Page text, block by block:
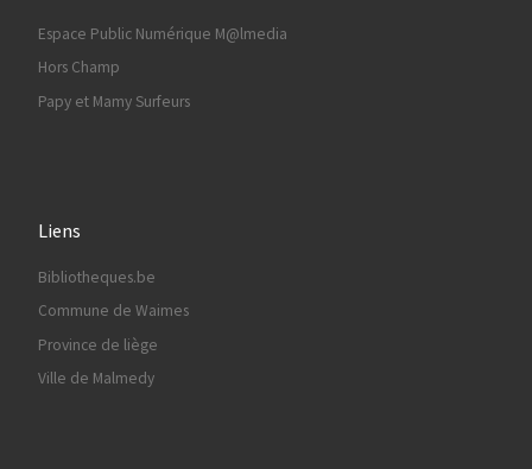
Espace Public Numérique M@lmedia
Hors Champ
Papy et Mamy Surfeurs
Liens
Bibliotheques.be
Commune de Waimes
Province de liège
Ville de Malmedy